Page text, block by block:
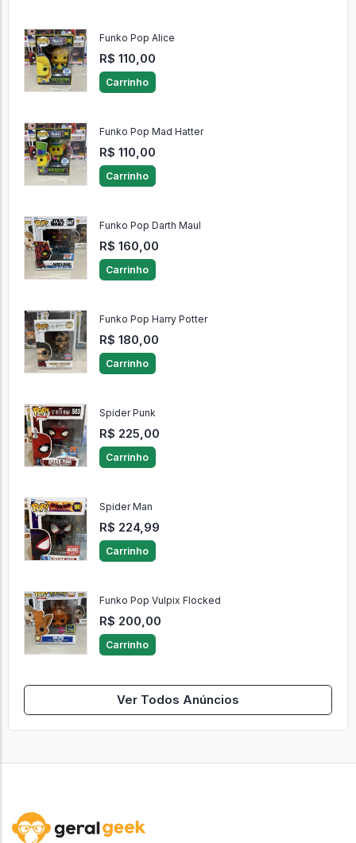
Funko Pop Alice
R$ 110,00
Carrinho
Funko Pop Mad Hatter
R$ 110,00
Carrinho
Funko Pop Darth Maul
R$ 160,00
Carrinho
Funko Pop Harry Potter
R$ 180,00
Carrinho
Spider Punk
R$ 225,00
Carrinho
Spider Man
R$ 224,99
Carrinho
Funko Pop Vulpix Flocked
R$ 200,00
Carrinho
Ver Todos Anúncios